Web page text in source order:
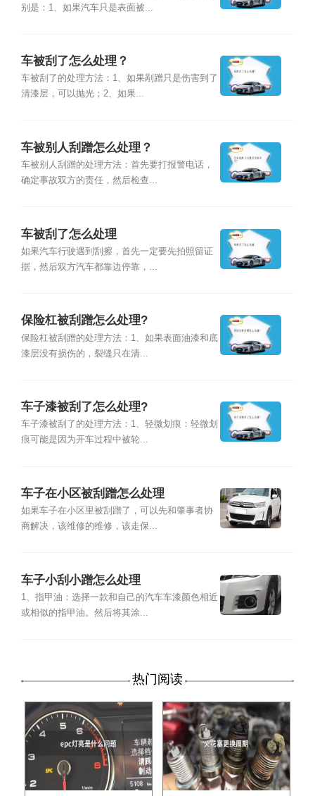
别是：1、如果汽车只是表面被...
车被刮了怎么处理？
车被刮了的处理方法：1、如果剐蹭只是伤害到了
清漆层，可以抛光；2、如果...
车被别人刮蹭怎么处理？
车被别人刮蹭的处理方法：首先要打报警电话，
确定事故双方的责任，然后检查...
车被刮了怎么处理
如果汽车行驶遇到刮擦，首先一定要先拍照留证
据，然后双方汽车都靠边停靠，...
保险杠被刮蹭怎么处理?
保险杠被刮蹭的处理方法：1、如果表面油漆和底
漆层没有损伤的，裂缝只在清...
车子漆被刮了怎么处理?
车子漆被刮了的处理方法：1、轻微划痕：轻微划
痕可能是因为开车过程中被轮...
车子在小区被刮蹭怎么处理
如果车子在小区里被刮蹭了，可以先和肇事者协
商解决，该维修的维修，该走保...
车子小刮小蹭怎么处理
1、指甲油：选择一款和自己的汽车车漆颜色相近
或相似的指甲油。然后将其涂...
热门阅读